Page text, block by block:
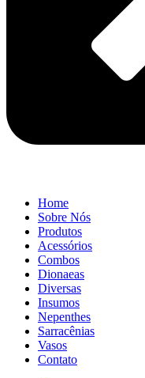
Home
Sobre Nós
Produtos
Acessórios
Combos
Dionaeas
Diversas
Insumos
Nepenthes
Sarracênias
Vasos
Contato